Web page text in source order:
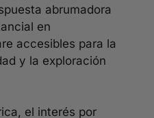
abrumadora
en
accesibles para la
y la exploración
el interés por